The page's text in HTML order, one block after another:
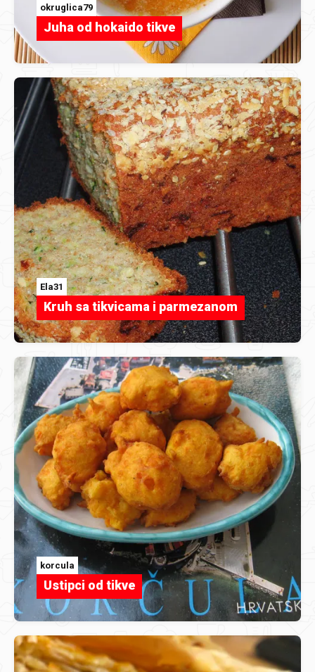
okruglica79
Juha od hokaido tikve
Ela31
Kruh sa tikvicama i parmezanom
korcula
Ustipci od tikve